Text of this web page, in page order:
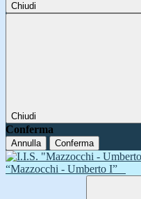
Chiudi
Chiudi
Conferma
Annulla Conferma
“Mazzocchi - Umberto I”